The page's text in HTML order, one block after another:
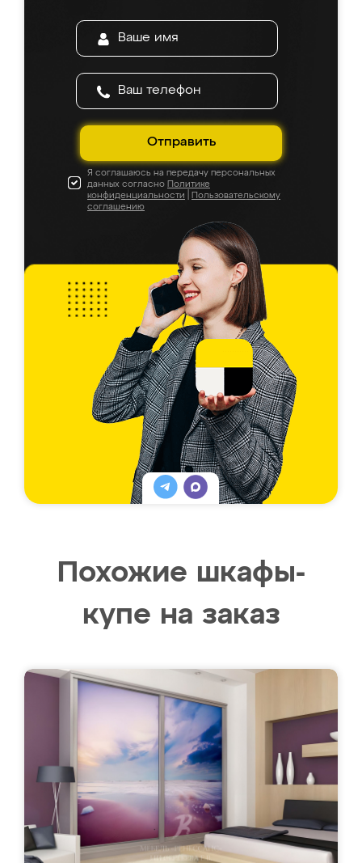
Отправить
Я соглашаюсь на передачу персональных
данных согласно Политике
конфиденциальности
Пользовательскому
соглашению
Похожие шкафы-
купе на заказ